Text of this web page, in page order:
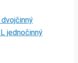
jednočinný